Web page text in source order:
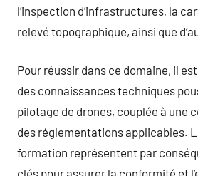
l’inspection d’infrastructures, la
relevé topographique, ainsi que
Pour réussir dans ce domaine, il
des connaissances techniques
pilotage de drones, couplée à une
des réglementations applicables.
formation représentent par
clés pour assurer la conformité et